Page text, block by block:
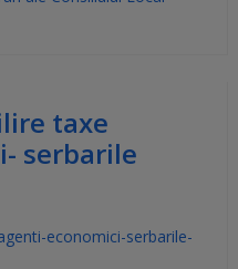
taxe
serbarile
economici-serbarile-